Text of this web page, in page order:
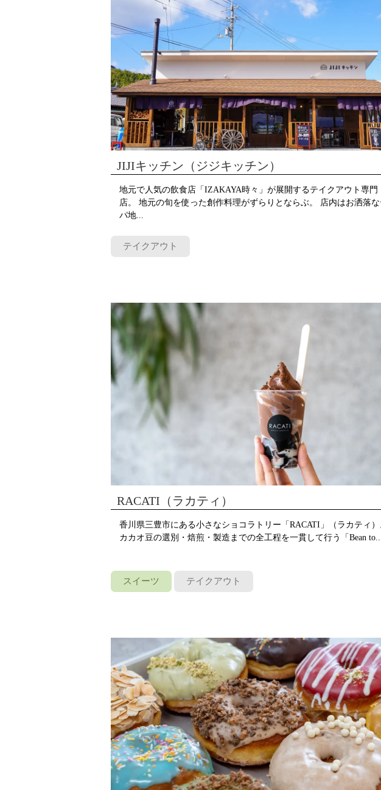
JIJIキッチン（ジジキッチン）
地元で人気の飲食店「IZAKAYA時々」が展開するテイクアウト専門
店。 地元の旬を使った創作料理がずらりとならぶ。 店内はお洒落
パ地...
テイクアウト
RACATI（ラカティ）
香川県三豊市にある小さなショコラトリー「RACATI」（ラカティ）
カカオ豆の選別・焙煎・製造までの全工程を一貫して行う「Bean
スイーツ テイクアウト